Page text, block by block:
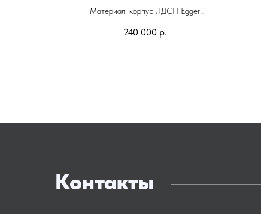
Материал: корпус ЛДСП Egger
Фурнитура: Blum
240 000 р.
Контакты